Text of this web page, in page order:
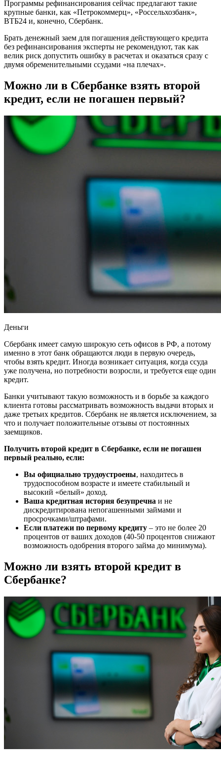
Программы рефинансирования сейчас предлагают такие
крупные банки, как «Петрокоммерц», «Россельхозбанк»,
ВТБ24 и, конечно, Сбербанк.
Брать денежный заем для погашения действующего кредита
без рефинансирования эксперты не рекомендуют, так как
велик риск допустить ошибку в расчетах и оказаться сразу с
двумя обременительными ссудами «на плечах».
Можно ли в Сбербанке взять второй
кредит, если не погашен первый?
Деньги
Сбербанк имеет самую широкую сеть офисов в РФ, а потому
именно в этот банк обращаются люди в первую очередь,
чтобы взять кредит. Иногда возникает ситуация, когда ссуда
уже получена, но потребности возросли, и требуется еще один
кредит.
Банки учитывают такую возможность и в борьбе за каждого
клиента готовы рассматривать возможность выдачи вторых и
даже третьих кредитов. Сбербанк не является исключением, за
что и получает положительные отзывы от постоянных
заемщиков.
Получить второй кредит в Сбербанке, если не погашен
первый реально, если:
Вы официально трудоустроены, находитесь в
трудоспособном возрасте и имеете стабильный и
высокий «белый» доход.
Ваша кредитная история безупречна и не
дискредитирована непогашенными займами и
просрочками/штрафами.
Если платежи по первому кредиту – это не более 20
процентов от ваших доходов (40-50 процентов снижают
возможность одобрения второго займа до минимума).
Можно ли взять второй кредит в
Сбербанке?